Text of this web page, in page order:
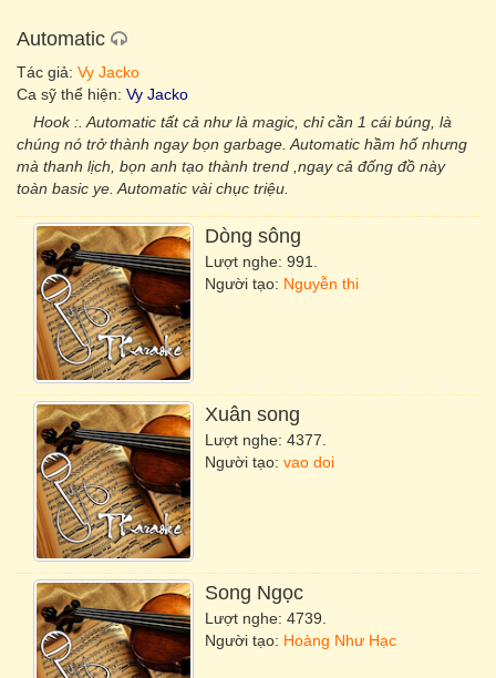
Automatic
Tác giả: Vy Jacko
Ca sỹ thể hiện: Vy Jacko
Hook :. Automatic tất cả như là magic, chỉ cần 1 cái búng, là
chúng nó trở thành ngay bọn garbage. Automatic hầm hố nhưng
mà thanh lịch, bọn anh tạo thành trend ,ngay cả đống đồ này
toàn basic ye. Automatic vài chục triệu.
Dòng sông
Lượt nghe: 991.
Người tạo: Nguyễn thi
Xuân song
Lượt nghe: 4377.
Người tạo: vao doi
Song Ngọc
Lượt nghe: 4739.
Người tạo: Hoàng Như Hạc